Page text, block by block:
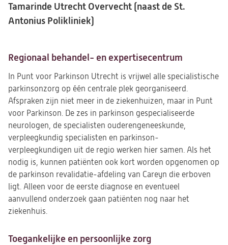
Tamarinde Utrecht Overvecht (naast de St.
Antonius Polikliniek)
Regionaal behandel- en expertisecentrum
In Punt voor Parkinson Utrecht is vrijwel alle specialistische
parkinsonzorg op één centrale plek georganiseerd.
Afspraken zijn niet meer in de ziekenhuizen, maar in Punt
voor Parkinson. De zes in parkinson gespecialiseerde
neurologen, de specialisten ouderengeneeskunde,
verpleegkundig specialisten en parkinson-
verpleegkundigen uit de regio werken hier samen. Als het
nodig is, kunnen patiënten ook kort worden opgenomen op
de parkinson revalidatie-afdeling van Careyn die erboven
ligt. Alleen voor de eerste diagnose en eventueel
aanvullend onderzoek gaan patiënten nog naar het
ziekenhuis.
Toegankelijke en persoonlijke zorg